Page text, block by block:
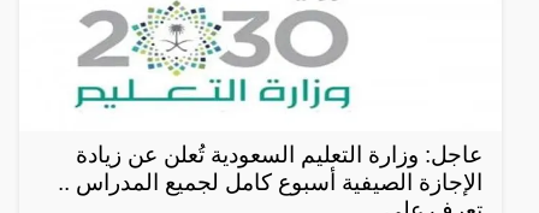
عاجل: وزارة التعليم السعودية تُعلن عن زيادة
الإجازة الصيفية أسبوع كامل لجميع المدراس ..